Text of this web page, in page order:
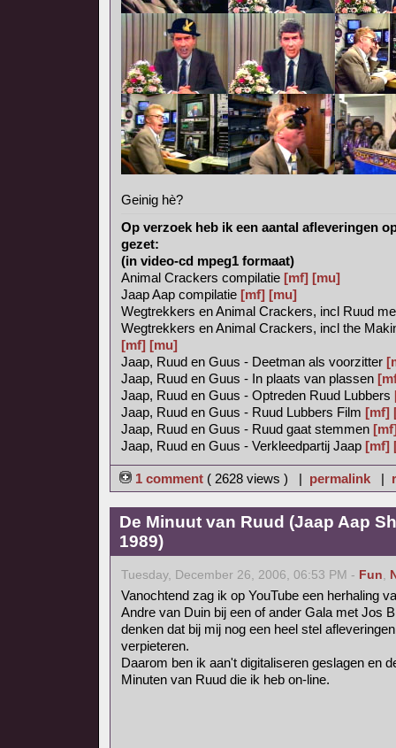
Geinig hè?
Op verzoek heb ik een aantal afleveringen
gezet:
(in video-cd mpeg1 formaat)
Animal Crackers compilatie [mf] [mu]
Jaap Aap compilatie [mf] [mu]
Wegtrekkers en Animal Crackers, incl Ruud
Wegtrekkers en Animal Crackers, incl the
[mf] [mu]
Jaap, Ruud en Guus - Deetman als voorzitter
Jaap, Ruud en Guus - In plaats van plassen
Jaap, Ruud en Guus - Optreden Ruud Lubbers
Jaap, Ruud en Guus - Ruud Lubbers Film [mf]
Jaap, Ruud en Guus - Ruud gaat stemmen
Jaap, Ruud en Guus - Verkleedpartij Jaap [mf]
1 comment ( 2628 views ) | permalink|
De Minuut van Ruud (Jaap Aap
1989)
Tuesday, December 26, 2006, 06:53 PM - Fun,
Vanochtend zag ik op YouTube een herhaling
Andre van Duin bij een of ander Gala met Jos
denken dat bij mij nog een heel stel
verpieteren.
Daarom ben ik aan't digitaliseren geslagen en
Minuten van Ruud die ik heb on-line.